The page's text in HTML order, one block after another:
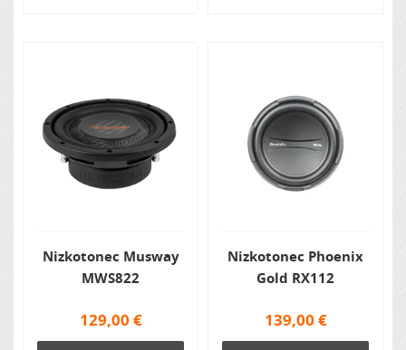
Nizkotonec Musway
MWS822
129,00 €
Nizkotonec Phoenix
Gold RX112
139,00 €